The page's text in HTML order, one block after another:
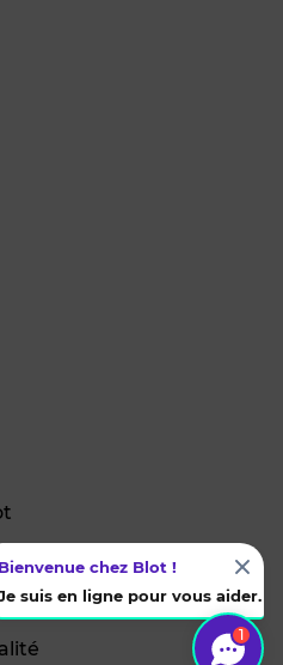
1
Bienvenue chez Blot !
suis en ligne pour vous aider.